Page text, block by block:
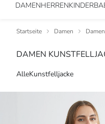
DAMENHERRENKINDER
Startseite Damen
DAMEN
AlleKunstfelljacke